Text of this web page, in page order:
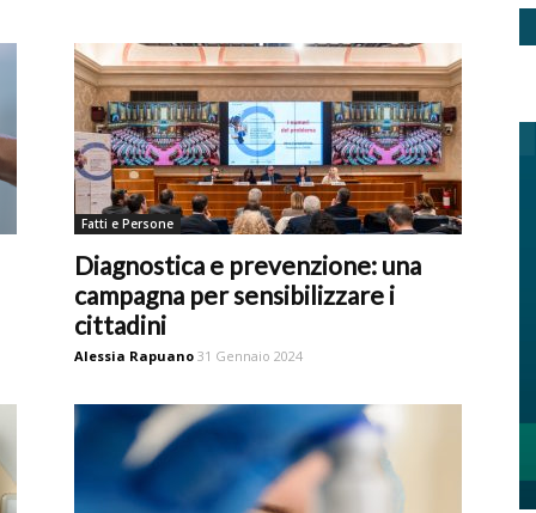
Fatti e Persone
Diagnostica e prevenzione: una
campagna per sensibilizzare i
cittadini
Alessia Rapuano 31 Gennaio 2024